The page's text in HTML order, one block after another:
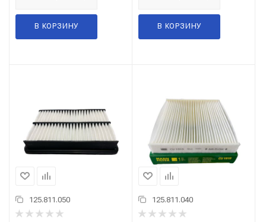
В КОРЗИНУ В КОРЗИНУ
125.811.050 125.811.040